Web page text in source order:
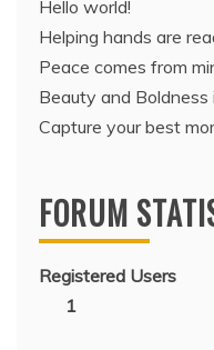
Hello world!
Helping hands are
Peace comes from
Beauty and
Capture your best
FORUM
Registered Users
1